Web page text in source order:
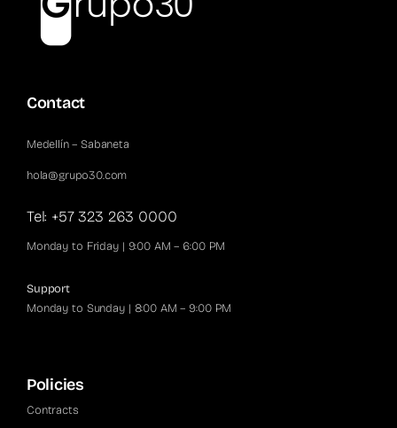
Contact
Medellín – Sabaneta
hola@grupo30.com
Tel: +57 323 263 0000
Monday to Friday | 9:00 AM – 6:00 PM
Support
Monday to Sunday | 8:00 AM – 9:00 PM
Policies
Contracts